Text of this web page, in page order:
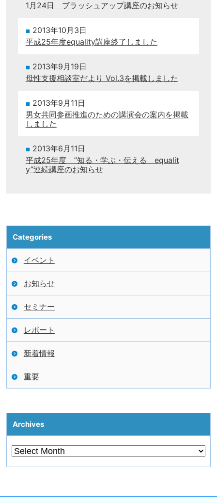
1月24日 ブラッシュアップ講座のお知らせ
2013年10月3日
平成25年度equality講座終了しました
2013年9月19日
母性支援相談室だより Vol.3を掲載しました
2013年9月11日
男女共同参画推進のための講演会の案内を掲載
しました
2013年6月11日
平成25年度 ”知る・学ぶ・伝える equalit
y”連続講座のお知らせ
Categories
イベント
お知らせ
セミナー
レポート
新着情報
重要
Archives